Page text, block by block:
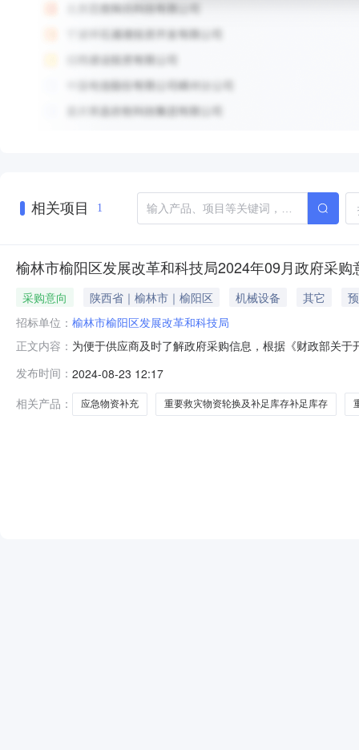
相关项目 1
榆林市榆阳区发展改革和科技局2024年09月政府采购
采购意向 陕西省｜榆林市｜榆阳区 机械设备 其它
招标单位： 榆林市榆阳区发展改革和科技局
正文内容： 为便于供应商及时了解政府采购信息，根据《财政部关
服、棉衣、棉被等)补足库存项目；主要功能或目标:重要
向是本单位政
发布时间： 2024-08-23 12:17
相关产品：
应急物资补充 重要救灾物资轮换及补足库存补足库存